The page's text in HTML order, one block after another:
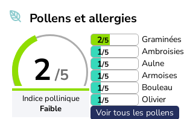
Pollens et allergies
2 /5
Indice pollinique
Faible
2/5
Graminées
1/5
Ambroisies
1/5
Aulne
1/5
Armoises
1/5
Bouleau
1/5
Olivier
Voir tous les pollens